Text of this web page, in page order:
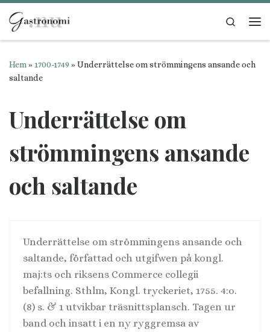
Hoppa till innehåll
Search
Hem »1700-1749 »Underrättelse om strömmingens ansande och
saltande
Underrättelse om
strömmingens ansande
och saltande
Underrättelse om strömmingens ansande och
saltande, författad och utgifwen på kongl.
maj:ts och riksens Commerce collegii
befallning. Sthlm, Kongl. tryckeriet, 1755. 4:o.
(8) s. & 1 utvikbar träsnittsplansch. Tagen ur
band och insatt i en ny ryggremsa av